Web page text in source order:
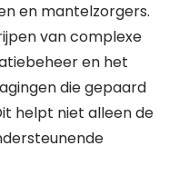
en mantelzorgers.
van complexe
en het
die gepaard
helpt niet alleen de